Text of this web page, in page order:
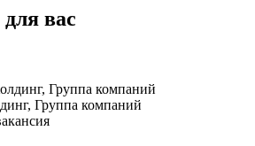
вас
Группа компаний